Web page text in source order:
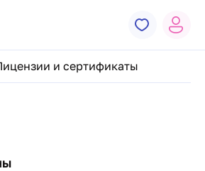
клиники
и сертификаты